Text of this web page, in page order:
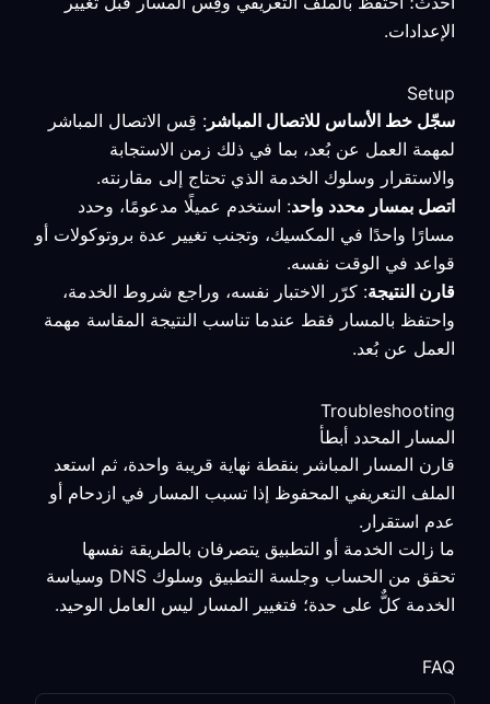
الإعدادات.
Setup
سجّل خط الأساس للاتصال المباشر : قِس الاتصال المباشر
لمهمة العمل عن بُعد، بما في ذلك زمن الاستجابة
والاستقرار وسلوك الخدمة الذي تحتاج إلى مقارنته.
اتصل بمسار محدد واحد: استخدم عميلًا مدعومًا، وحدد
مسارًا واحدًا في المكسيك، وتجنب تغيير عدة بروتوكولات أو
قواعد في الوقت نفسه.
قارن النتيجة: كرّر الاختبار نفسه، وراجع شروط الخدمة،
واحتفظ بالمسار فقط عندما تناسب النتيجة المقاسة مهمة
العمل عن بُعد.
Troubleshooting
المسار المحدد أبطأ
قارن المسار المباشر بنقطة نهاية قريبة واحدة، ثم استعد
الملف التعريفي المحفوظ إذا تسبب المسار في ازدحام أو
عدم استقرار.
ما زالت الخدمة أو التطبيق يتصرفان بالطريقة نفسها
تحقق من الحساب وجلسة التطبيق وسلوك DNS وسياسة
الخدمة كلٌّ على حدة؛ فتغيير المسار ليس العامل الوحيد.
FAQ